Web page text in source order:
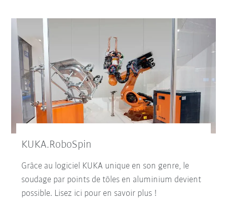
KUKA.RoboSpin
Grâce au logiciel KUKA unique en son genre, le
soudage par points de tôles en aluminium devient
possible. Lisez ici pour en savoir plus !